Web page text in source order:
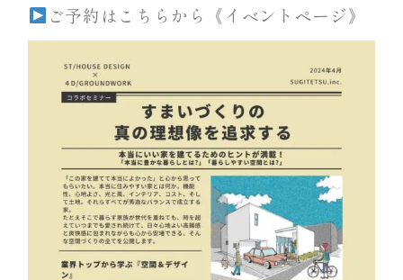
ご予約はこちらから《イベントページ》